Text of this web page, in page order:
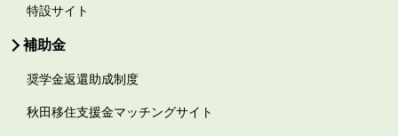
特設サイト
補助金
奨学金返還助成制度
秋田移住支援金マッチングサイト